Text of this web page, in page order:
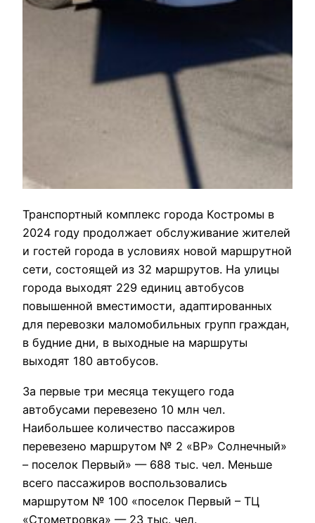
Транспортный комплекс города Костромы в
2024 году продолжает обслуживание жителей
и гостей города в условиях новой маршрутной
сети, состоящей из 32 маршрутов. На улицы
города выходят 229 единиц автобусов
повышенной вместимости, адаптированных
для перевозки маломобильных групп граждан,
в будние дни, в выходные на маршруты
выходят 180 автобусов.
За первые три месяца текущего года
автобусами перевезено 10 млн чел.
Наибольшее количество пассажиров
перевезено маршрутом № 2 «ВР» Солнечный»
– поселок Первый» — 688 тыс. чел. Меньше
всего пассажиров воспользовались
маршрутом № 100 «поселок Первый – ТЦ
«Стометровка» — 23 тыс. чел.